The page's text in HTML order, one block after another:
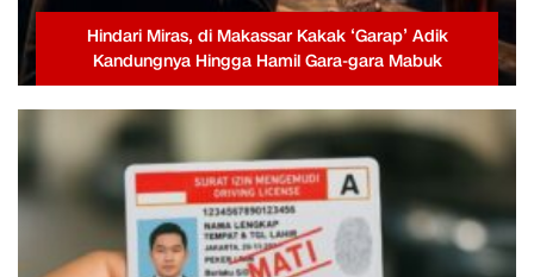
Hindari Miras, di Makassar Kakak ‘Garap’ Adik
Kandungnya Hingga Hamil Gara-gara Mabuk